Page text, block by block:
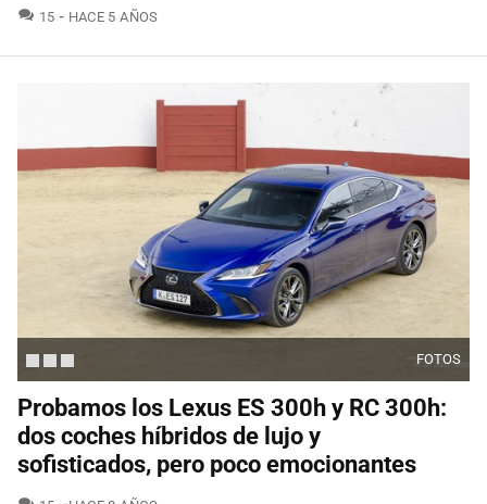
15 COMENTARIOS
HACE 5 AÑOS
FOTOS
Probamos los Lexus ES 300h y RC 300h:
dos coches híbridos de lujo y
sofisticados, pero poco emocionantes